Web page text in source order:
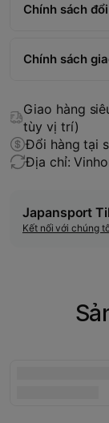
Chính sách
Chính sách
Giao hàng
tùy vị trí)
Đổi hàng tại
Địa chỉ:
Japansport
Kết nối với chúng